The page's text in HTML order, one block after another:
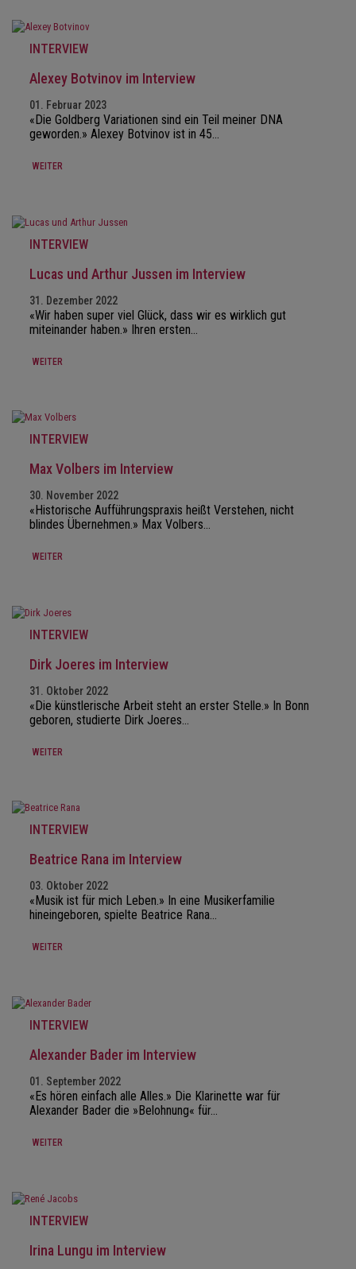
INTERVIEW
Alexey Botvinov im Interview
01. Februar 2023
«Die Goldberg Variationen sind ein Teil meiner DNA
geworden.» Alexey Botvinov ist in 45…
WEITER
INTERVIEW
Lucas und Arthur Jussen im Interview
31. Dezember 2022
«Wir haben super viel Glück, dass wir es wirklich gut
miteinander haben.» Ihren ersten…
WEITER
INTERVIEW
Max Volbers im Interview
30. November 2022
«Historische Aufführungspraxis heißt Verstehen, nicht
blindes Übernehmen.» Max Volbers…
WEITER
INTERVIEW
Dirk Joeres im Interview
31. Oktober 2022
«Die künstlerische Arbeit steht an erster Stelle.» In Bonn
geboren, studierte Dirk Joeres…
WEITER
INTERVIEW
Beatrice Rana im Interview
03. Oktober 2022
«Musik ist für mich Leben.» In eine Musikerfamilie
hineingeboren, spielte Beatrice Rana…
WEITER
INTERVIEW
Alexander Bader im Interview
01. September 2022
«Es hören einfach alle Alles.» Die Klarinette war für
Alexander Bader die »Belohnung« für…
WEITER
INTERVIEW
Irina Lungu im Interview